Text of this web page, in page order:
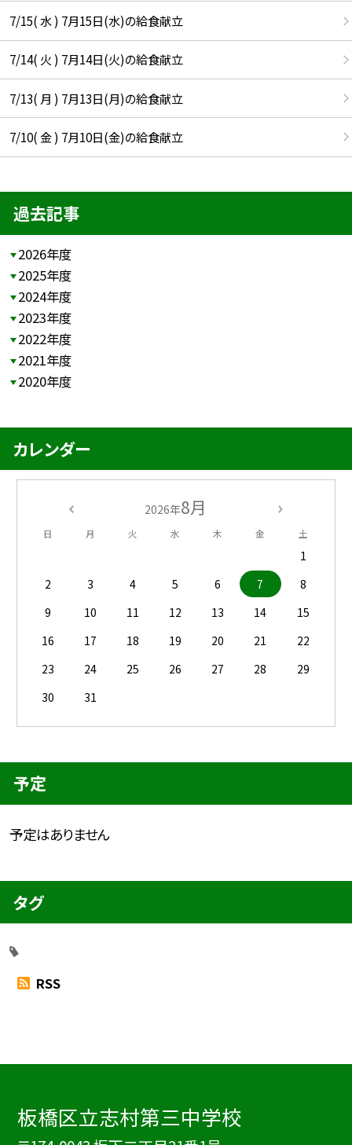
7/15( 水 ) 7月15日(水)の給食献立
7/14( 火 ) 7月14日(火)の給食献立
7/13( 月 ) 7月13日(月)の給食献立
7/10( 金 ) 7月10日(金)の給食献立
過去記事
2026年度
2025年度
2024年度
2023年度
2022年度
2021年度
2020年度
カレンダー
2026年8月
日 月 火 水 木 金 土
1
2
3 4 5 6 7
8
9
10 11 12 13 14
15
16
17 18 19 20 21
22
23
24 25 26 27 28
29
30
31
予定
予定はありません
タグ
RSS
板橋区立志村第三中学校